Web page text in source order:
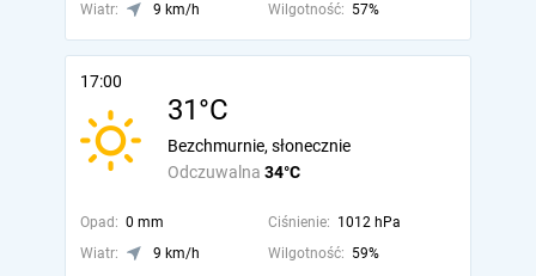
Wiatr:
9 km/h Wilgotność: 57%
17:00
31°C
Odczuwalna 34°C
Bezchmurnie, słonecznie
Opad: 0 mm Ciśnienie: 1012 hPa
Wiatr:
9 km/h Wilgotność: 59%